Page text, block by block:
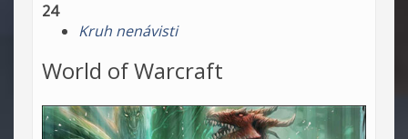
24
Kruh nenávisti
World of Warcraft